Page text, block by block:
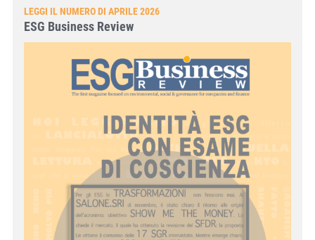
LEGGI IL NUMERO DI APRILE 2026
ESG Business Review